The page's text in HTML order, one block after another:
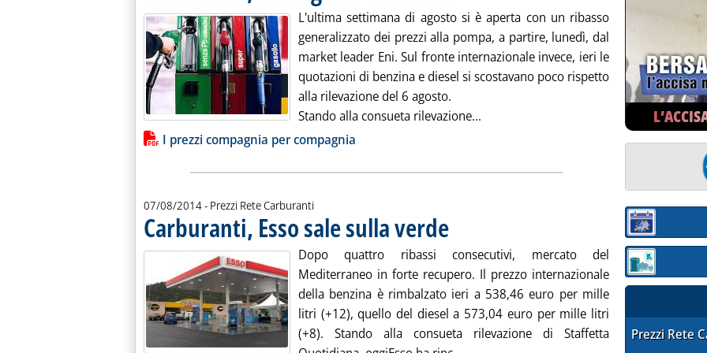
L'ultima settimana di agosto si è aperta con un ribasso
generalizzato dei prezzi alla pompa, a partire, lunedì, dal
market leader Eni. Sul fronte internazionale invece, ieri le
quotazioni di benzina e diesel si scostavano poco rispetto
alla rilevazione del 6 agosto.
Stando alla consueta rilevazione... Leggi tutta la notizia: 'Carburanti, fine
Lista allegati PDF alla notizia
I prezzi compagnia per compagnia
07/08/2014- Prezzi Rete Carburanti
Carburanti, Esso sale sulla verde
Dopo quattro ribassi consecutivi, mercato del
Mediterraneo in forte recupero. Il prezzo internazionale
della benzina è rimbalzato ieri a 538,46 euro per mille
litri (+12), quello del diesel a 573,04 euro per mille litri
(+8). Stando alla consueta rilevazione di Staffetta
Sezione:
Sezione:
Prezzi Rete